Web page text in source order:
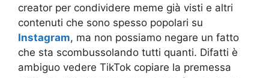
creator per condividere meme già visti e altri
contenuti che sono spesso popolari su
Instagram, ma non possiamo negare un fatto
che sta scombussolando tutti quanti. Difatti è
ambiguo vedere TikTok copiare la premessa